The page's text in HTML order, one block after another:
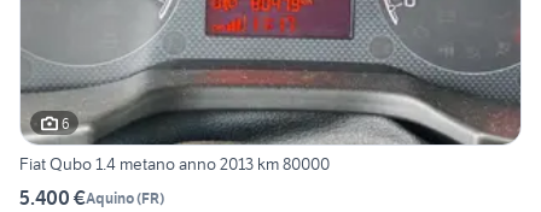
6
Fiat Qubo 1.4 metano anno 2013 km 80000
5.400 €Aquino(FR)